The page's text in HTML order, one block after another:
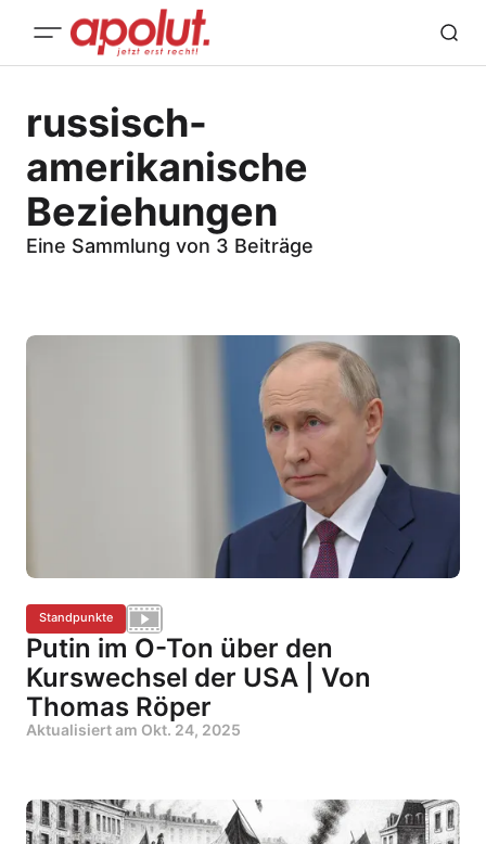
russisch-
amerikanische
Beziehungen
Eine Sammlung von 3 Beiträge
Standpunkte
Putin im O-Ton über den
Kurswechsel der USA | Von
Thomas Röper
Aktualisiert am Okt. 24, 2025